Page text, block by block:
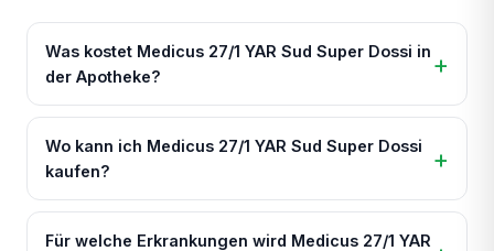
Was kostet Medicus 27/1 YAR Sud Super Dossi in
der Apotheke?
Wo kann ich Medicus 27/1 YAR Sud Super Dossi
kaufen?
Für welche Erkrankungen wird Medicus 27/1 YAR